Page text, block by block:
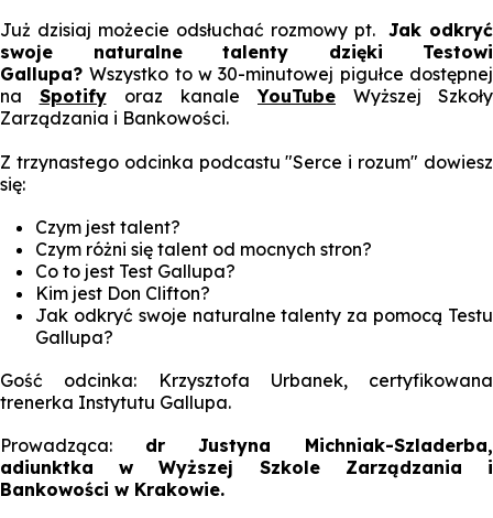
Już dzisiaj możecie odsłuchać rozmowy pt. Jak odkryć
swoje naturalne talenty dzięki Testowi
Gallupa?Wszystko to w 30-minutowej pigułce dostępnej
na Spotify oraz kanale YouTube Wyższej Szkoły
Zarządzania i Bankowości.
Z trzynastego odcinka podcastu "Serce i rozum" dowiesz
się:
Czym jest talent?
Czym różni się talent od mocnych stron?
Co to jest Test Gallupa?
Kim jest Don Clifton?
Jak odkryć swoje naturalne talenty za pomocą Testu
Gallupa?
Gość odcinka: Krzysztofa Urbanek, certyfikowana
trenerka Instytutu Gallupa.
Prowadząca: dr Justyna Michniak-Szladerba,
adiunktka w Wyższej Szkole Zarządzania i
Bankowości w Krakowie.